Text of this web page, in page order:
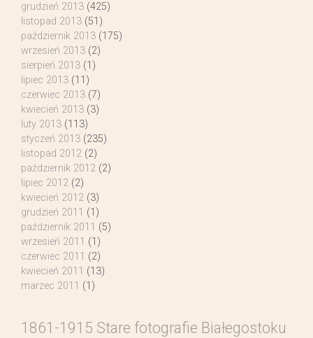
grudzień 2013 (425)
listopad 2013 (51)
październik 2013 (175)
wrzesień 2013 (2)
sierpień 2013 (1)
lipiec 2013 (11)
czerwiec 2013 (7)
kwiecień 2013 (3)
luty 2013 (113)
styczeń 2013 (235)
listopad 2012 (2)
październik 2012 (2)
lipiec 2012 (2)
kwiecień 2012 (3)
grudzień 2011 (1)
październik 2011 (5)
wrzesień 2011 (1)
czerwiec 2011 (2)
kwiecień 2011 (13)
marzec 2011 (1)
1861-1915 Stare fotografie Białegostoku